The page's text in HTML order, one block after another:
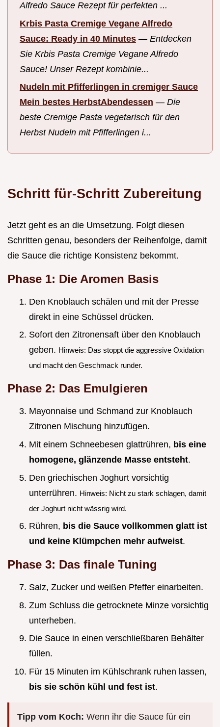
Alfredo Sauce Rezept für perfekten ...
Krbis Pasta Cremige Vegane Alfredo
Sauce: Ready in 40 Minutes — Entdecken
Sie Krbis Pasta Cremige Vegane Alfredo
Sauce! Unser Rezept kombinie...
Nudeln mit Pfifferlingen in cremiger Sauce
Mein bestes HerbstAbendessen — Die
beste Cremige Pasta vegetarisch für den
Herbst Nudeln mit Pfifferlingen i...
Schritt für-Schritt Zubereitung
Jetzt geht es an die Umsetzung. Folgt diesen
Schritten genau, besonders der Reihenfolge, damit
die Sauce die richtige Konsistenz bekommt.
Phase 1: Die Aromen Basis
Den Knoblauch schälen und mit der Presse
direkt in eine Schüssel drücken.
Sofort den Zitronensaft über den Knoblauch
geben. Hinweis: Das stoppt die aggressive Oxidation
und macht den Geschmack runder.
Phase 2: Das Emulgieren
Mayonnaise und Schmand zur Knoblauch
Zitronen Mischung hinzufügen.
Mit einem Schneebesen glattrühren, bis eine
homogene, glänzende Masse entsteht.
Den griechischen Joghurt vorsichtig
unterrühren. Hinweis: Nicht zu stark schlagen, damit
der Joghurt nicht wässrig wird.
Rühren, bis die Sauce vollkommen glatt ist
und keine Klümpchen mehr aufweist.
Phase 3: Das finale Tuning
Salz, Zucker und weißen Pfeffer einarbeiten.
Zum Schluss die getrocknete Minze vorsichtig
unterheben.
Die Sauce in einen verschließbaren Behälter
füllen.
Für 15 Minuten im Kühlschrank ruhen lassen,
bis sie schön kühl und fest ist.
Tipp vom Koch: Wenn ihr die Sauce für ein